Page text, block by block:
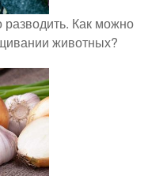
Как можно
животных?